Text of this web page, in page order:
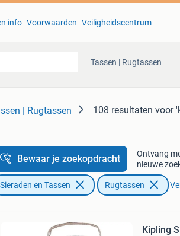
info Voorwaarden Veiligheidscentrum
Tassen | Rugtassen
| Rugtassen 108 resultaten voor
Bewaar je zoekopdracht
Ontvang
nieuwe
Sieraden en Tassen Rugtassen
Kipling